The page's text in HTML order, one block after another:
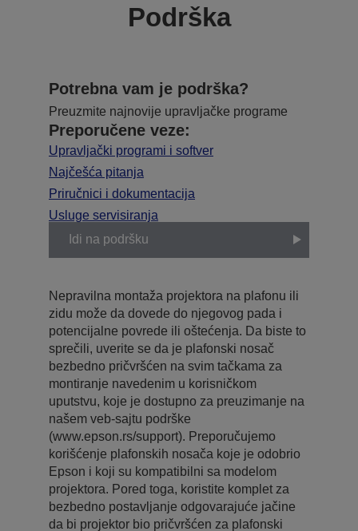
Podrška
Potrebna vam je podrška?
Preuzmite najnovije upravljačke programe
Preporučene veze:
Upravljački programi i softver
Najčešća pitanja
Priručnici i dokumentacija
Usluge servisiranja
Idi na podršku
Nepravilna montaža projektora na plafonu ili
zidu može da dovede do njegovog pada i
potencijalne povrede ili oštećenja. Da biste to
sprečili, uverite se da je plafonski nosač
bezbedno pričvršćen na svim tačkama za
montiranje navedenim u korisničkom
uputstvu, koje je dostupno za preuzimanje na
našem veb-sajtu podrške
(www.epson.rs/support). Preporučujemo
korišćenje plafonskih nosača koje je odobrio
Epson i koji su kompatibilni sa modelom
projektora. Pored toga, koristite komplet za
bezbedno postavljanje odgovarajuće jačine
da bi projektor bio pričvršćen za plafonski